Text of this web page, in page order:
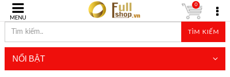
MENU
TÌM KIẾM
0
NỔI BẬT